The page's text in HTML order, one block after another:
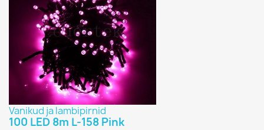
Vanikud ja lambipirnid
100 LED 8m L-158 Pink